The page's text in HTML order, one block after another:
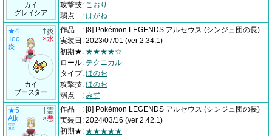
カイ
グレイシア
攻撃技: こおり
弱点
: はがね
★4
Tec
炎
カイ
ブースター
†炎
×水
作品 : [8] Pokémon LEGENDS アルセウス (シンジュ団の長)
実装日 : 2023/07/01 (ver 2.34.1)
初期★: ★★★★☆
ロール: テクニカル
タイプ: ほのお
攻撃技: ほのお
弱点
: みず
★5
Atk
霊
†霊
×悪
作品 : [8] Pokémon LEGENDS アルセウス (シンジュ団の長)
実装日 : 2024/03/16 (ver 2.42.1)
初期★: ★★★★★